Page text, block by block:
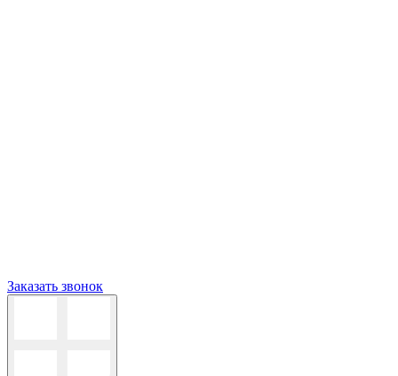
Заказать звонок